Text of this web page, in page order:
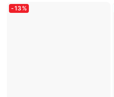
-13 %